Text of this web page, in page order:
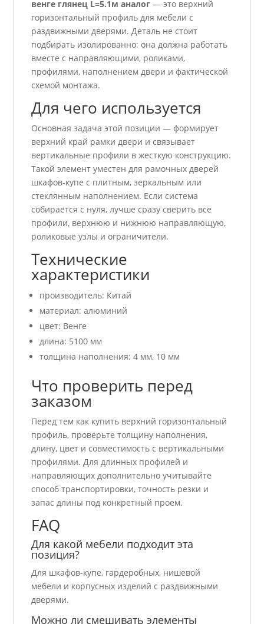
венге глянец L=5.1м аналог — это верхний
горизонтальный профиль для мебели с
раздвижными дверями. Деталь не стоит
подбирать изолированно: она должна работать
вместе с направляющими, роликами,
профилями, наполнением двери и фактической
схемой монтажа.
Для чего используется
Основная задача этой позиции — формирует
верхний край рамки двери и связывает
вертикальные профили в жесткую конструкцию.
Такой элемент уместен для рамочных дверей
шкафов-купе с плитным, зеркальным или
стеклянным наполнением. Если система
собирается с нуля, лучше сразу сверить все
профили, верхнюю и нижнюю направляющую,
роликовые узлы и ограничители.
Технические
характеристики
производитель: Китай
материал: алюминий
цвет: Венге
длина: 5100 мм
толщина наполнения: 4 мм, 10 мм
Что проверить перед
заказом
Перед тем как купить верхний горизонтальный
профиль, проверьте толщину наполнения,
длину, цвет и совместимость с вертикальными
профилями. Для длинных профилей и
направляющих дополнительно учитывайте
способ транспортировки, точность резки и
запас длины под конкретный проем.
FAQ
Для какой мебели подходит эта
позиция?
Для шкафов-купе, гардеробных, нишевой
мебели и корпусных изделий с раздвижными
дверями.
Можно ли смешивать элементы